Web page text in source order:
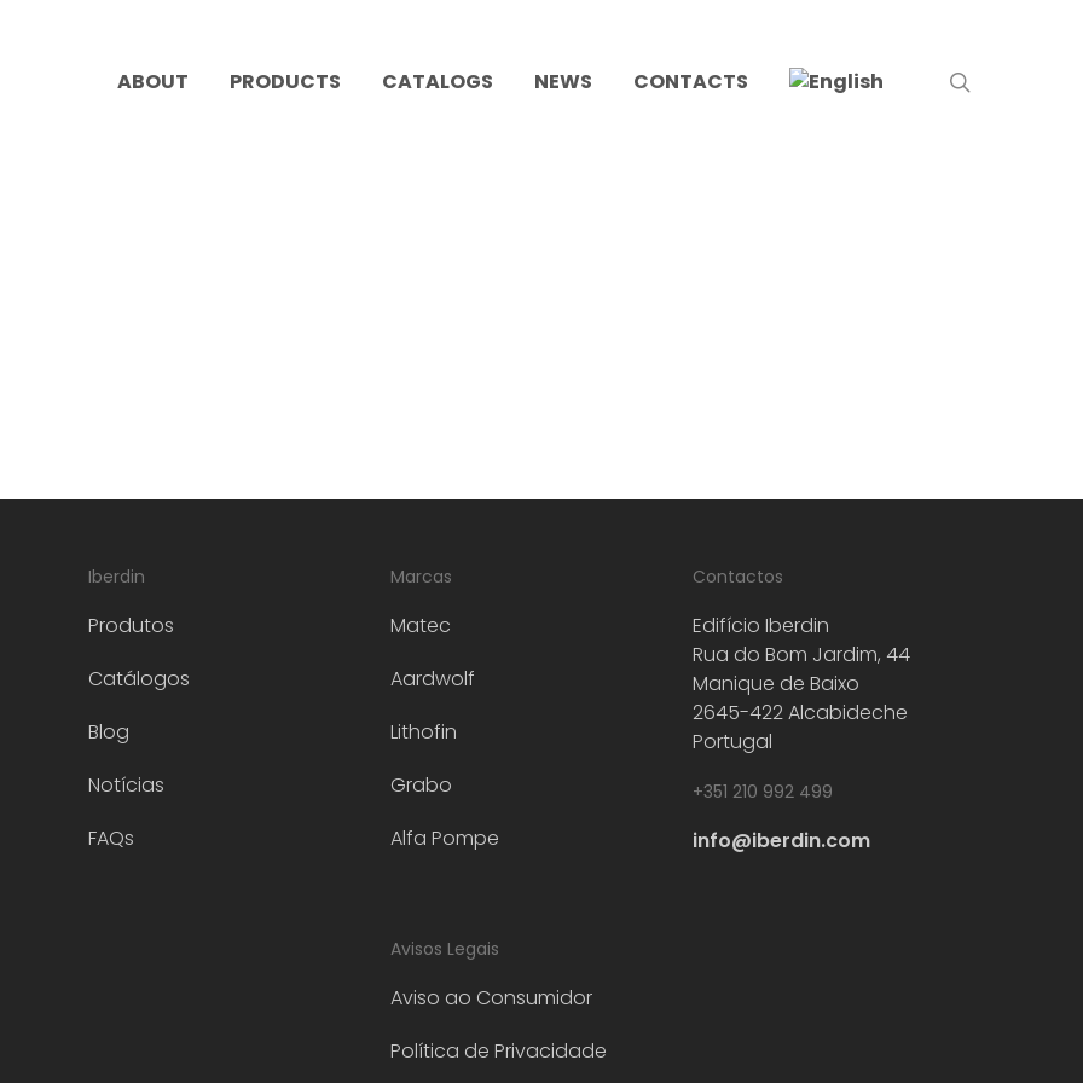
ABOUT PRODUCTS CATALOGS NEWS CONTACTS
Iberdin
Produtos
Catálogos
Blog
Notícias
FAQs
Marcas
Matec
Aardwolf
Lithofin
Grabo
Alfa Pompe
Avisos Legais
Aviso ao Consumidor
Política de Privacidade
Contactos
Edifício Iberdin
Rua do Bom Jardim, 44
Manique de Baixo
2645-422 Alcabideche
Portugal
+351 210 992 499
info@iberdin.com